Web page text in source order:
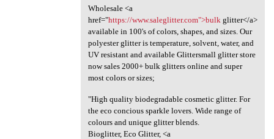
Wholesale <a
href="https://www.saleglitter.com">bulkglitter</a>
available in 100's of colors, shapes, and sizes. Our
polyester glitter is temperature, solvent, water, and
UV resistant and available Glittersmall glitter store
now sales 2000+ bulk glitters online and super
most colors or sizes;
"High quality biodegradable cosmetic glitter. For
the eco concious sparkle lovers. Wide range of
colours and unique glitter blends.
Bioglitter, Eco Glitter, <a